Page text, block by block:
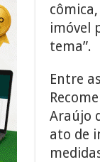
imóvel
tema”.
Entre
Araújo
ato de